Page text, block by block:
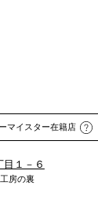
マイスター在籍店
１－６
房の裏